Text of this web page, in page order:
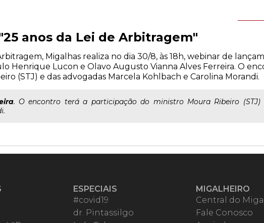
anos da Lei de Arbitragem"
Migalhas realiza no dia 30/8, às 18h, webinar de
Henrique Lucon e Olavo Augusto Vianna Alves Ferreira. O
(STJ) e das advogadas Marcela Kohlbach e Carolina Morandi.
. O encontro terá a participação do ministro Moura Ribeiro (STJ)
ESPECIAIS
#covid19
dr. Pintassilgo
MIGALHEIRO
Central do
Fale Conosco